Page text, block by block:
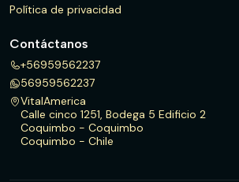
Política de privacidad
Contáctanos
+56959562237
56959562237
VitalAmerica
Calle cinco 1251, Bodega 5 Edificio 2
Coquimbo - Coquimbo
Coquimbo - Chile